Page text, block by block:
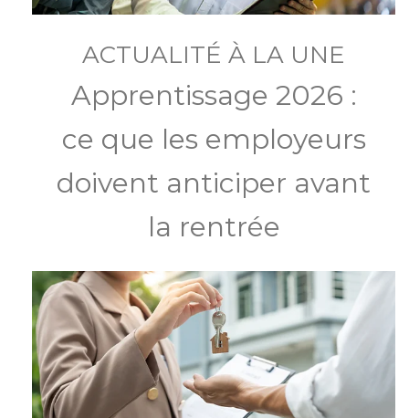
ACTUALITÉ À LA UNE
Apprentissage 2026 :
ce que les employeurs
doivent anticiper avant
la rentrée